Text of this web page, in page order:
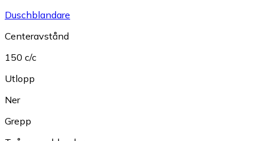
Duschblandare
Centeravstånd
150 c/c
Utlopp
Ner
Grepp